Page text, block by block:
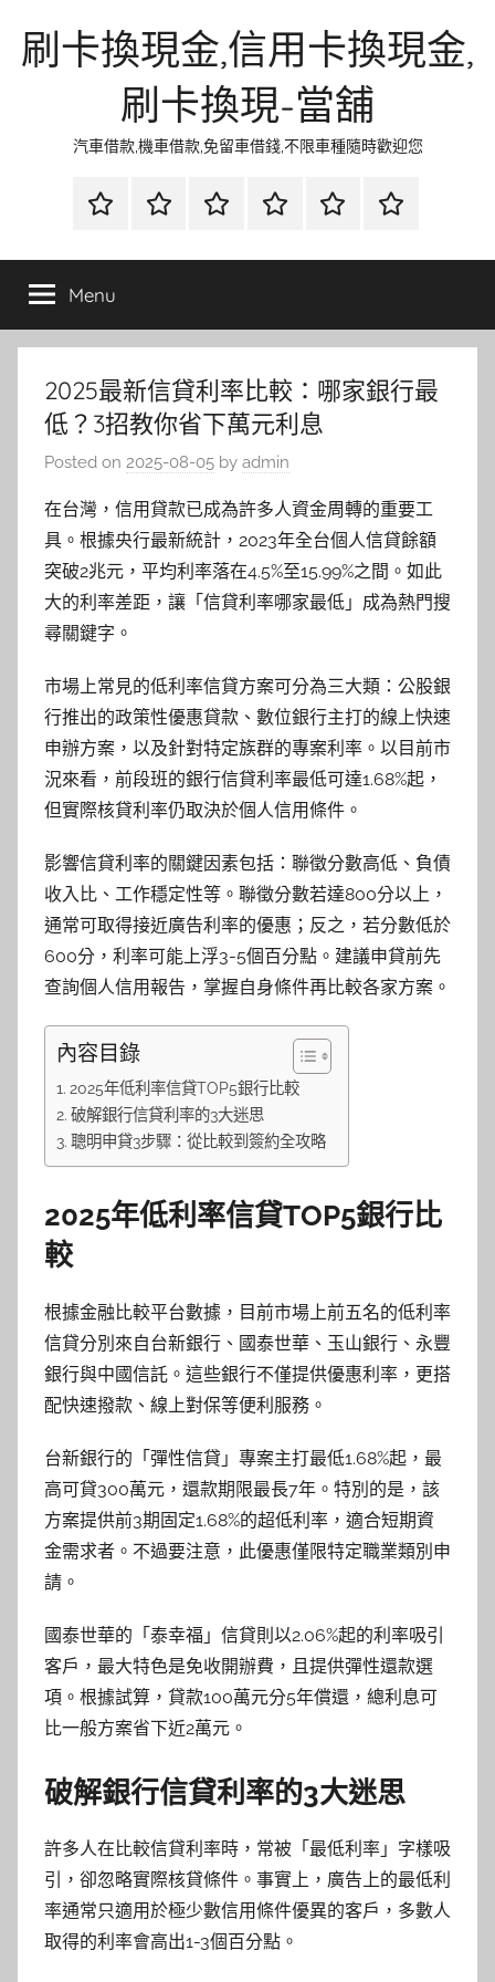
刷卡換現金,信用卡換現金,
刷卡換現-當舖
汽車借款,機車借款,免留車借錢,不限車種隨時歡迎您
首
當
金
網
資
流
時
環
清
聯
徵
Menu
2025最新信貸利率比較：哪家銀行最
低？3招教你省下萬元利息
Posted on 2025-08-05 by admin
在台灣，信用貸款已成為許多人資金周轉的重要工
具。根據央行最新統計，2023年全台個人信貸餘額
突破2兆元，平均利率落在4.5%至15.99%之間。如此
大的利率差距，讓「信貸利率哪家最低」成為熱門搜
尋關鍵字。
市場上常見的低利率信貸方案可分為三大類：公股銀
行推出的政策性優惠貸款、數位銀行主打的線上快速
申辦方案，以及針對特定族群的專案利率。以目前市
況來看，前段班的銀行信貸利率最低可達1.68%起，
但實際核貸利率仍取決於個人信用條件。
影響信貸利率的關鍵因素包括：聯徵分數高低、負債
收入比、工作穩定性等。聯徵分數若達800分以上，
通常可取得接近廣告利率的優惠；反之，若分數低於
600分，利率可能上浮3-5個百分點。建議申貸前先
查詢個人信用報告，掌握自身條件再比較各家方案。
內容目錄
2025年低利率信貸TOP5銀行比較
破解銀行信貸利率的3大迷思
聰明申貸3步驟：從比較到簽約全攻略
2025年低利率信貸TOP5銀行比
較
根據金融比較平台數據，目前市場上前五名的低利率
信貸分別來自台新銀行、國泰世華、玉山銀行、永豐
銀行與中國信託。這些銀行不僅提供優惠利率，更搭
配快速撥款、線上對保等便利服務。
台新銀行的「彈性信貸」專案主打最低1.68%起，最
高可貸300萬元，還款期限最長7年。特別的是，該
方案提供前3期固定1.68%的超低利率，適合短期資
金需求者。不過要注意，此優惠僅限特定職業類別申
請。
國泰世華的「泰幸福」信貸則以2.06%起的利率吸引
客戶，最大特色是免收開辦費，且提供彈性還款選
項。根據試算，貸款100萬元分5年償還，總利息可
比一般方案省下近2萬元。
破解銀行信貸利率的3大迷思
許多人在比較信貸利率時，常被「最低利率」字樣吸
引，卻忽略實際核貸條件。事實上，廣告上的最低利
率通常只適用於極少數信用條件優異的客戶，多數人
取得的利率會高出1-3個百分點。